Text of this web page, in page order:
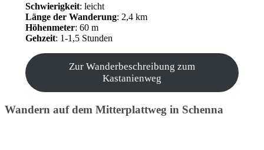
Schwierigkeit: leicht
Länge der Wanderung: 2,4 km
Höhenmeter: 60 m
Gehzeit: 1-1,5 Stunden
Zur Wanderbeschreibung zum
Kastanienweg
Wandern auf dem Mitterplattweg in Schenna